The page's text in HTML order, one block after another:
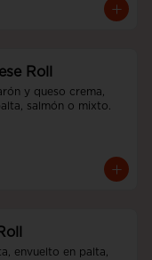
Roll
y queso crema,
salmón o mixto.
Roll
envuelto en palta,